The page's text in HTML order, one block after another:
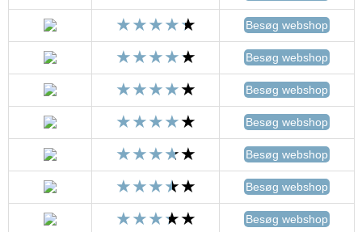
Besøg webshop
Besøg webshop
Besøg webshop
Besøg webshop
Besøg webshop
Besøg webshop
Besøg webshop